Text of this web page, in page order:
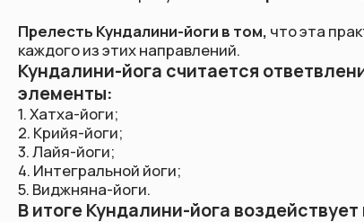
3. Лайя-йоги;
4. Интегральной йоги;
5. Виджняна-йоги.
В итоге Кундалини-йога воздействует по
1. физическую оболочку (Аннамайя коша);
2. энергетическую оболочку (Пранамайя коша);
3. оболочку сознания (Маномайя коша);
4. кармическую оболочку (Виджняна коша).
И самое главное, чем отличается Кундалини-йога от
постулируется идея о том, что идти к просветлению
процветающим человеком, необязательно истязать
жизнь служению в ашраме.